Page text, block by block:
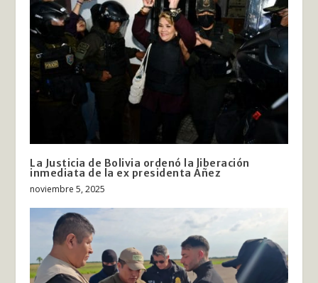
La Justicia de Bolivia ordenó la liberación
inmediata de la ex presidenta Áñez
noviembre 5, 2025